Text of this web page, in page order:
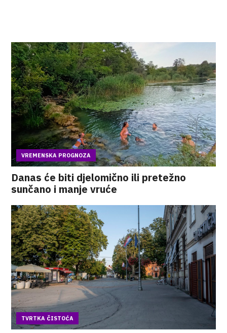
VREMENSKA PROGNOZA
Danas će biti djelomično ili pretežno
sunčano i manje vruće
TVRTKA ČISTOĆA